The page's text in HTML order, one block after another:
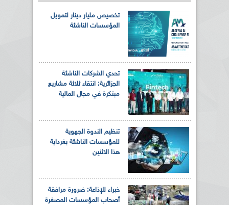
تخصيص مليار دينار لتمويل
المؤسسات الناشئة
تحدي الشركات الناشئة
الجزائرية: انتقاء ثلاثة مشاريع
مبتكرة في مجال المالية
تنظيم الندوة الجهوية
للمؤسسات الناشئة بغرداية
هذا الاثنين
خبراء للإذاعة: ضرورة مرافقة
أصحاب المؤسسات المصغرة